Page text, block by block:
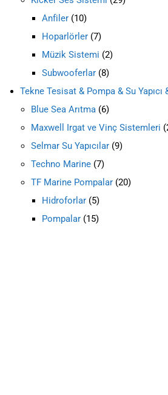
Anfiler 10
Hoparlörler 7
Müzik Sistemi 2
Subwooferlar 8
Tekne Tesisat & Pompa & Su
Blue Sea Arıtma 6
Maxwell Irgat ve Vinç Sistemleri
Selmar Su Yapıcılar 9
Techno Marine 7
TF Marine Pompalar 20
Hidroforlar 5
Pompalar 15